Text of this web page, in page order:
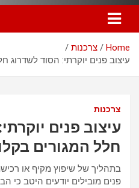
Home
צרכנות
עיצוב פנים יוקרתי: הסוד לשדרוג
צרכנות
עיצוב פנים
חלל המגורים
בתהליך של שיפוץ מקיף או
פנים מובילים יודעים היטב כי